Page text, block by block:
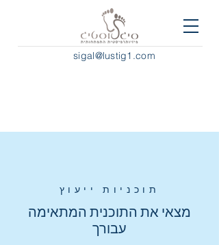
sigal@lustig1.com
תוכניותייעוץ
מצאי את התוכנית המתאימה
עבורך